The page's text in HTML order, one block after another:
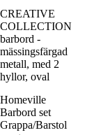
CREATIVE
COLLECTION
barbord -
mässingsfärgad
metall, med 2
hyllor, oval
Homeville
Barbord set
Grappa/Barstol